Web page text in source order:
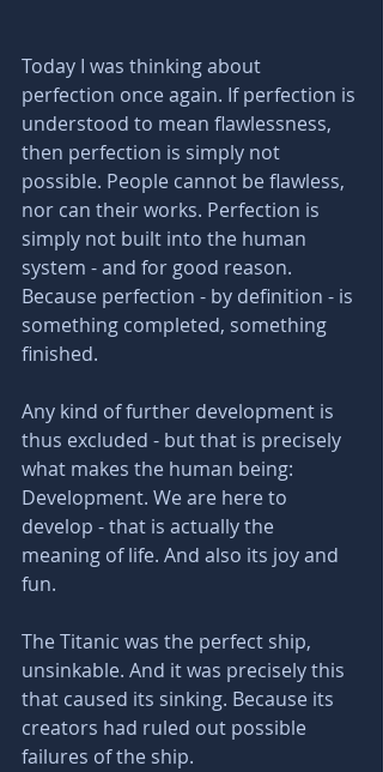
Today I was thinking about
perfection once again. If perfection is
understood to mean flawlessness,
then perfection is simply not
possible. People cannot be flawless,
nor can their works. Perfection is
simply not built into the human
system - and for good reason.
Because perfection - by definition - is
something completed, something
finished.
Any kind of further development is
thus excluded - but that is precisely
what makes the human being:
Development. We are here to
develop - that is actually the
meaning of life. And also its joy and
fun.
The Titanic was the perfect ship,
unsinkable. And it was precisely this
that caused its sinking. Because its
creators had ruled out possible
failures of the ship.